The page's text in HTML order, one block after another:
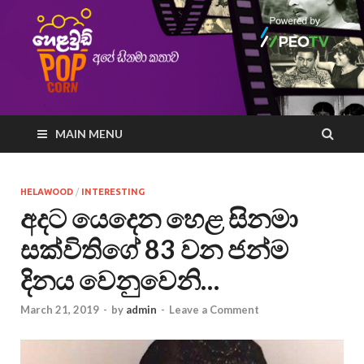
MAIN MENU
HELAWOOD / INTERESTING
අදට යෙදෙන හෙළ සිනමා
සක්විතිගේ 83 වන ජන්ම
දිනය වෙනුවෙනි…
March 21, 2019 - by admin - Leave a Comment